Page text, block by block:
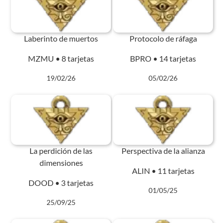
Laberinto de muertos
MZMU • 8 tarjetas
19/02/26
Protocolo de ráfaga
BPRO • 14 tarjetas
05/02/26
La perdición de las
dimensiones
DOOD • 3 tarjetas
25/09/25
Perspectiva de la alianza
ALIN • 11 tarjetas
01/05/25